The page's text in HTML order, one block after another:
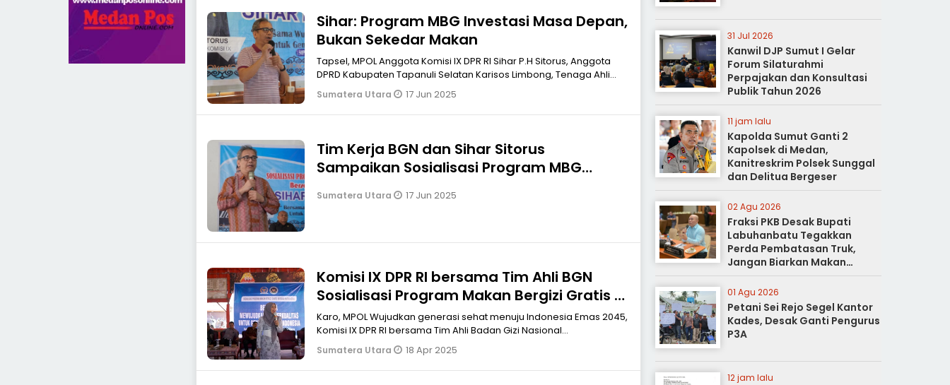
Sihar: Program MBG Investasi Masa Depan,
Bukan Sekedar Makan
Tapsel, MPOL Anggota Komisi IX DPR RI Sihar P.H Sitorus, Anggota
DPRD Kabupaten Tapanuli Selatan Karisos Limbong, Tenaga Ahli
Direktorat P
Sumatera Utara 17 Jun 2025
Tim Kerja BGN dan Sihar Sitorus
Sampaikan Sosialisasi Program MBG
Kepada Warga Padang Lawas
Sumatera Utara 17 Jun 2025
Komisi IX DPR RI bersama Tim Ahli BGN
Sosialisasi Program Makan Bergizi Gratis di
Desa Surbakti Karo
Karo, MPOL Wujudkan generasi sehat menuju Indonesia Emas 2045,
Komisi IX DPR RI bersama Tim Ahli Badan Gizi Nasional
mensosialisasikan Pro
Sumatera Utara 18 Apr 2025
31 Jul 2026
Kanwil DJP Sumut I Gelar
Forum Silaturahmi
Perpajakan dan Konsultasi
Publik Tahun 2026
11 jam lalu
Kapolda Sumut Ganti 2
Kapolsek di Medan,
Kanitreskrim Polsek Sunggal
dan Delitua Bergeser
02 Agu 2026
Fraksi PKB Desak Bupati
Labuhanbatu Tegakkan
Perda Pembatasan Truk,
Jangan Biarkan Makan
Korban
01 Agu 2026
Petani Sei Rejo Segel Kantor
Kades, Desak Ganti Pengurus
P3A
12 jam lalu